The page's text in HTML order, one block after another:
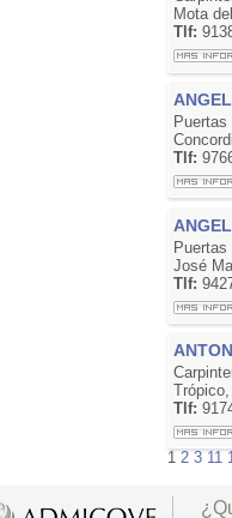
Mota
Tlf:
Puertas
Tlf:
Puertas
José
Tlf:
Tlf:
1 2 3 11